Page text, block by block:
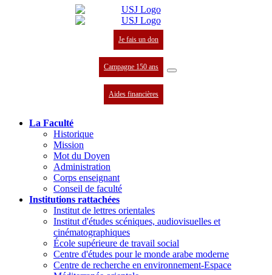
Je fais un don
Campagne 150 ans
Aides financières
La Faculté
Historique
Mission
Mot du Doyen
Administration
Corps enseignant
Conseil de faculté
Institutions rattachées
Institut de lettres orientales
Institut d'études scéniques, audiovisuelles et
cinématographiques
École supérieure de travail social
Centre d'études pour le monde arabe moderne
Centre de recherche en environnement-Espace